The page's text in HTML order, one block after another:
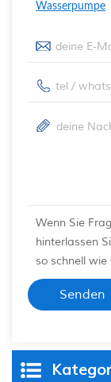
Wasserpumpe
Wenn Sie
hinterlassen
so schnell